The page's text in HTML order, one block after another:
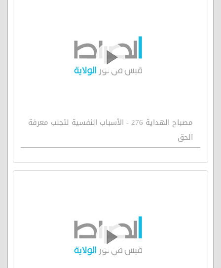
مصباح الهداية 276 - الأسباب النفسية لتجنب معرفة
الحق